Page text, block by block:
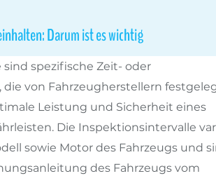
Darum ist es wichtig
spezifische Zeit- oder
die von Fahrzeugherstellern
Leistung und Sicherheit eines
Die Inspektionsintervalle
sowie Motor des Fahrzeugs und
des Fahrzeugs vom